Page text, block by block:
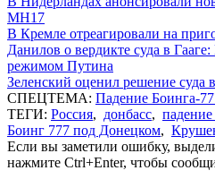
MH17
В Кремле отреагировали на
Данилов о вердикте суда в
режимом Путина
Зеленский оценил решение суда
СПЕЦТЕМА: Падение Боинга-
ТЕГИ: Россия, донбасс,
Боинг 777 под Донецком,
Если вы заметили ошибку,
нажмите Ctrl+Enter, чтобы